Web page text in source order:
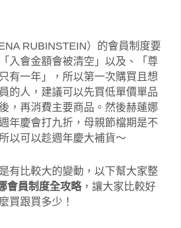
RUBINSTEIN）的會員制度要
入會金額會被清空」以及、「尊
有一年」，所以第一次購買且想
的人，建議可以先買低單價單品
，再消費主要商品。然後赫蓮娜
年慶會打九折，母親節檔期是不
以可以趁週年慶大補貨～
有比較大的變動，以下幫大家整
會員制度全攻略，讓大家比較好
買跟買多少！